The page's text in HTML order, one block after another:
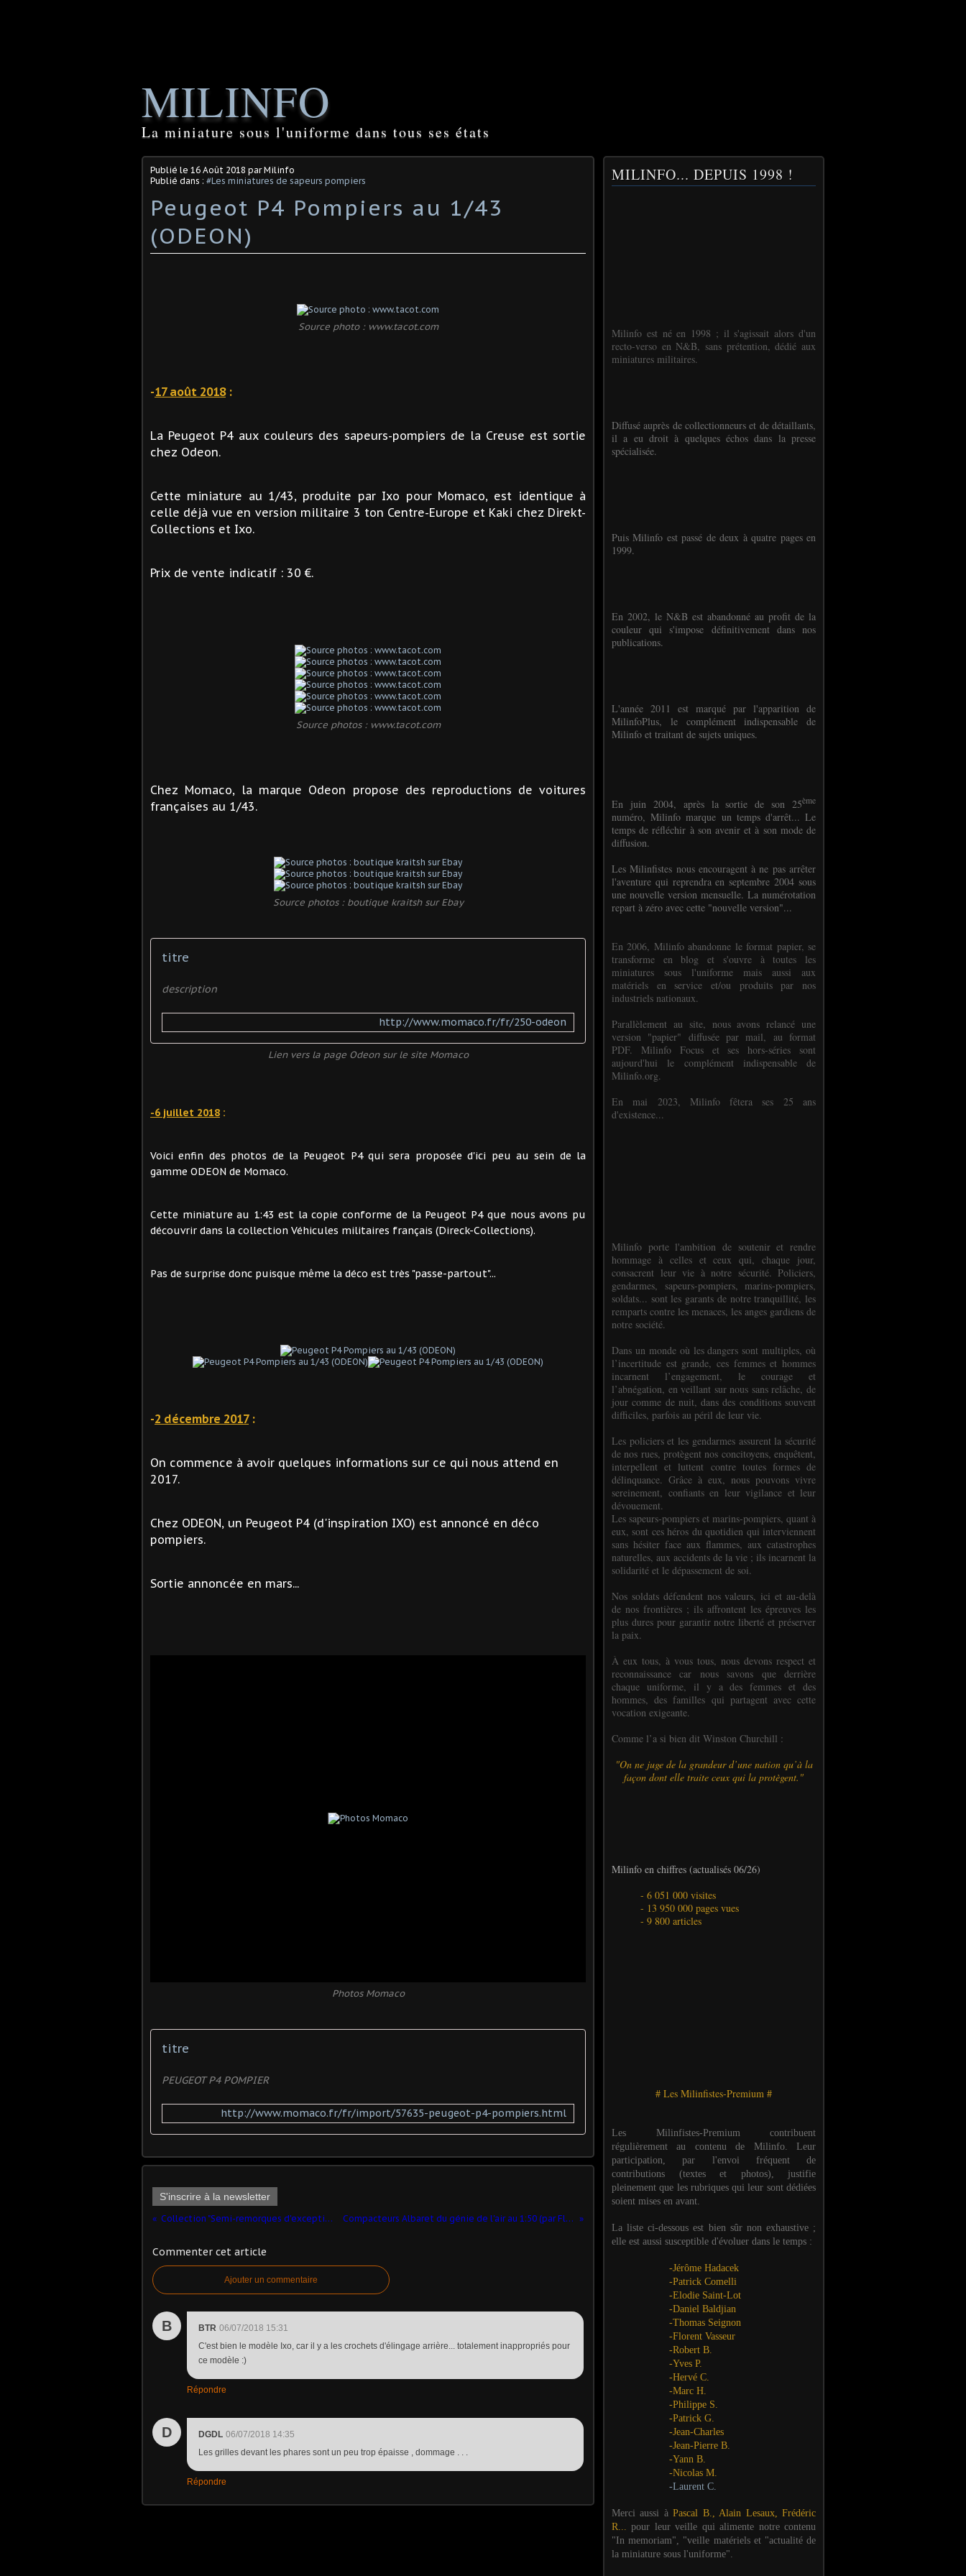
MILINFO
La miniature sous l'uniforme dans tous ses états
Publié le 16 Août 2018 par Milinfo
Publié dans : #Les miniatures de sapeurs pompiers
Peugeot P4 Pompiers au 1/43
(ODEON)
Source photo : www.tacot.com
-17 août 2018:
La Peugeot P4 aux couleurs des sapeurs-pompiers de la Creuse est sortie
chez Odeon.
Cette miniature au 1/43, produite par Ixo pour Momaco, est identique à
celle déjà vue en version militaire 3 ton Centre-Europe et Kaki chez Direkt-
Collections et Ixo.
Prix de vente indicatif : 30 €.
Source photos : www.tacot.com
Chez Momaco, la marque Odeon propose des reproductions de voitures
françaises au 1/43.
Source photos : boutique kraitsh sur Ebay
titre
description
http://www.momaco.fr/fr/250-odeon
Lien vers la page Odeon sur le site Momaco
-6 juillet 2018 :
Voici enfin des photos de la Peugeot P4 qui sera proposée d'ici peu au sein de la
gamme ODEON de Momaco.
Cette miniature au 1:43 est la copie conforme de la Peugeot P4 que nous avons pu
découvrir dans la collection Véhicules militaires français (Direck-Collections).
Pas de surprise donc puisque même la déco est très "passe-partout"...
-2 décembre 2017:
On commence à avoir quelques informations sur ce qui nous attend en
2017.
Chez ODEON, un Peugeot P4 (d'inspiration IXO) est annoncé en déco
pompiers.
Sortie annoncée en mars...
Photos Momaco
titre
PEUGEOT P4 POMPIER
http://www.momaco.fr/fr/import/57635-peugeot-p4-pompiers.html
S'inscrire à la newsletter
Collection "Semi-remorques d'exception" (Altaya) Compacteurs Albaret du génie de l'air au 1:50 (par Florent Vasseur)
Commenter cet article
Ajouter un commentaire
B BTR 06/07/2018 15:31
C'est bien le modèle Ixo, car il y a les crochets d'élingage arrière... totalement inappropriés pour
ce modèle :)
Répondre
D DGDL 06/07/2018 14:35
Les grilles devant les phares sont un peu trop épaisse , dommage . . .
Répondre
MILINFO... DEPUIS 1998 !
Milinfo est né en 1998 ; il s'agissait alors d'un
recto-verso en N&B, sans prétention, dédié aux
miniatures militaires.
Diffusé auprès de collectionneurs et de détaillants,
il a eu droit à quelques échos dans la presse
spécialisée.
Puis Milinfo est passé de deux à quatre pages en
1999.
En 2002, le N&B est abandonné au profit de la
couleur qui s'impose définitivement dans nos
publications.
L'année 2011 est marqué par l'apparition de
MilinfoPlus, le complément indispensable de
Milinfo et traitant de sujets uniques.
En juin 2004, après la sortie de son 25ème
numéro, Milinfo marque un temps d'arrêt... Le
temps de réfléchir à son avenir et à son mode de
diffusion.
Les Milinfistes nous encouragent à ne pas arrêter
l'aventure qui reprendra en septembre 2004 sous
une nouvelle version mensuelle. La numérotation
repart à zéro avec cette "nouvelle version"...
En 2006, Milinfo abandonne le format papier, se
transforme en blog et s'ouvre à toutes les
miniatures sous l'uniforme mais aussi aux
matériels en service et/ou produits par nos
industriels nationaux.
Parallèlement au site, nous avons relancé une
version "papier" diffusée par mail, au format
PDF. Milinfo Focus et ses hors-séries sont
aujourd'hui le complément indispensable de
Milinfo.org.
En mai 2023, Milinfo fêtera ses 25 ans
d'existence...
Milinfo porte l'ambition de soutenir et rendre
hommage à celles et ceux qui, chaque jour,
consacrent leur vie à notre sécurité. Policiers,
gendarmes, sapeurs-pompiers, marins-pompiers,
soldats... sont les garants de notre tranquillité, les
remparts contre les menaces, les anges gardiens de
notre société.
Dans un monde où les dangers sont multiples, où
l’incertitude est grande, ces femmes et hommes
incarnent l’engagement, le courage et
l’abnégation, en veillant sur nous sans relâche, de
jour comme de nuit, dans des conditions souvent
difficiles, parfois au péril de leur vie.
Les policiers et les gendarmes assurent la sécurité
de nos rues, protègent nos concitoyens, enquêtent,
interpellent et luttent contre toutes formes de
délinquance. Grâce à eux, nous pouvons vivre
sereinement, confiants en leur vigilance et leur
dévouement.
Les sapeurs-pompiers et marins-pompiers, quant à
eux, sont ces héros du quotidien qui interviennent
sans hésiter face aux flammes, aux catastrophes
naturelles, aux accidents de la vie ; ils incarnent la
solidarité et le dépassement de soi.
Nos soldats défendent nos valeurs, ici et au-delà
de nos frontières ; ils affrontent les épreuves les
plus dures pour garantir notre liberté et préserver
la paix.
À eux tous, à vous tous, nous devons respect et
reconnaissance car nous savons que derrière
chaque uniforme, il y a des femmes et des
hommes, des familles qui partagent avec cette
vocation exigeante.
Comme l’a si bien dit Winston Churchill :
"On ne juge de la grandeur d’une nation qu’à la
façon dont elle traite ceux qui la protègent."
Milinfo en chiffres (actualisés 06/26)
- 6 051 000 visites
- 13 950 000 pages vues
- 9 800 articles
# Les Milinfistes-Premium #
Les Milinfistes-Premium contribuent
régulièrement au contenu de Milinfo. Leur
participation, par l'envoi fréquent de
contributions (textes et photos), justifie
pleinement que les rubriques qui leur sont dédiées
soient mises en avant.
La liste ci-dessous est bien sûr non exhaustive ;
elle est aussi susceptible d'évoluer dans le temps :
-Jérôme Hadacek
-Patrick Comelli
-Elodie Saint-Lot
-Daniel Baldjian
-Thomas Seignon
-Florent Vasseur
-Robert B.
-Yves P.
-Hervé C.
-Marc H.
-Philippe S.
-Patrick G.
-Jean-Charles
-Jean-Pierre B.
-Yann B.
-Nicolas M.
-Laurent C.
Merci aussi àPascal B., Alain Lesaux, Frédéric
R...pour leur veille qui alimente notre contenu
"In memoriam", "veille matériels et "actualité de
la miniature sous l'uniforme".